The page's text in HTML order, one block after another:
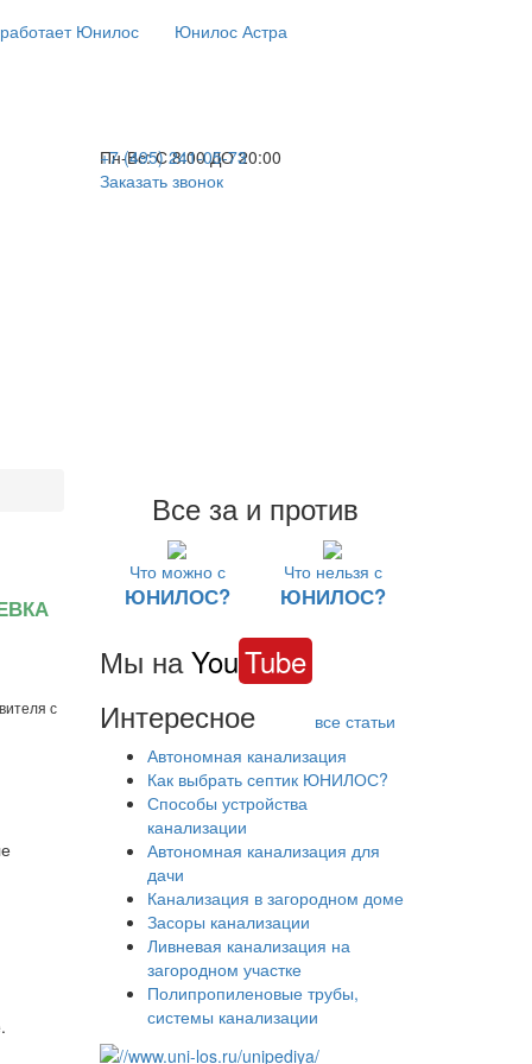
Юнилос Юнилос Астра
+7 (495) 241-05-73
Пн-Вс: С 8:00 ДО 20:00
Заказать звонок
с
Все за и против
Что можно с
ЮНИЛОС?
Что нельзя с
ЮНИЛОС?
Мы наYouTube
все статьи
Интересное
Автономная канализация
Как выбрать септик ЮНИЛОС?
Способы устройства
канализации
Автономная канализация для
дачи
Канализация в загородном доме
Засоры канализации
Ливневая канализация на
загородном участке
Полипропиленовые трубы,
системы канализации